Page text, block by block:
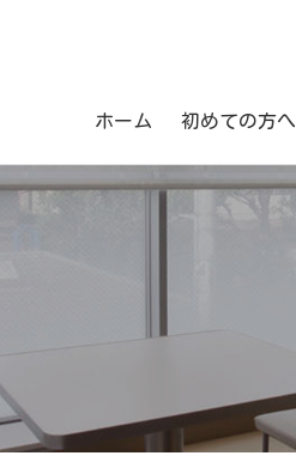
ホーム 初めての方へ